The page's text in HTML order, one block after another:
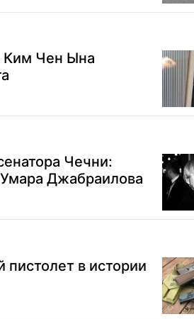
Ким Чен Ына
Чечни:
Джабраилова
в истории